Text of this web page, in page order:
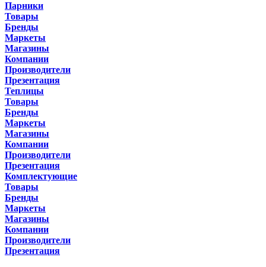
Парники
Товары
Бренды
Маркеты
Магазины
Компании
Производители
Презентация
Теплицы
Товары
Бренды
Маркеты
Магазины
Компании
Производители
Презентация
Комплектующие
Товары
Бренды
Маркеты
Магазины
Компании
Производители
Презентация